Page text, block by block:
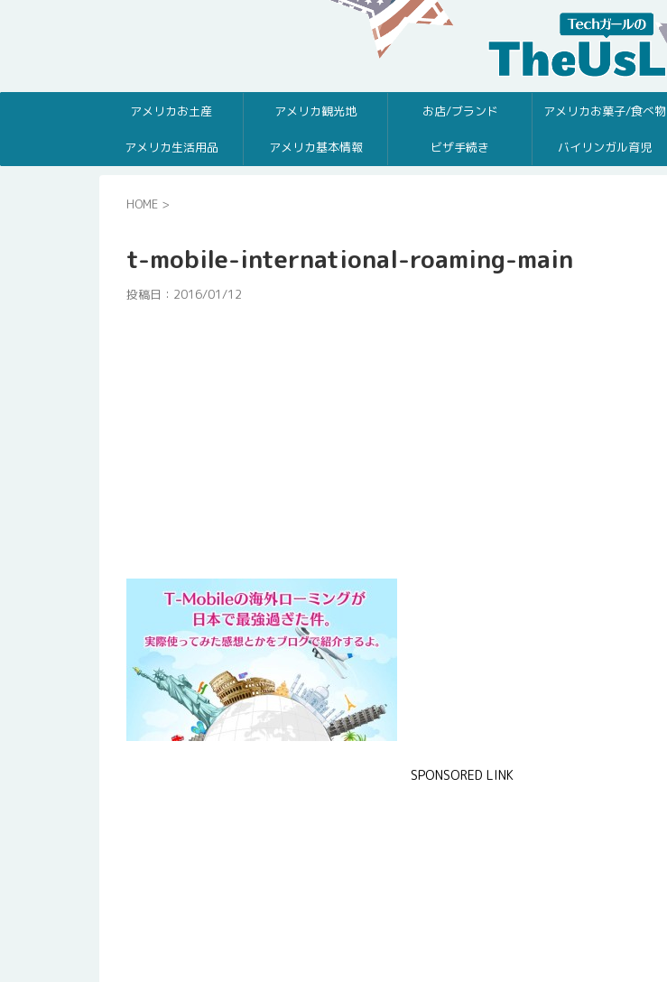
アメリカお土産 アメリカ観光地 お店/ブランド アメリカお菓子/食べ物
アメリカ生活用品 アメリカ基本情報 ビザ手続き バイリンガル育児
HOME >
t-mobile-international-roaming-main
投稿日： 2016/01/12
SPONSORED LINK